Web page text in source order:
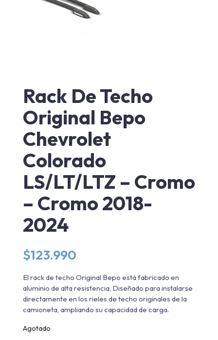
Rack De Techo
Original Bepo
Chevrolet
Colorado
LS/LT/LTZ – Cromo
– Cromo 2018-
2024
$123.990
El rack de techo Original Bepo está fabricado en
aluminio de alta resistencia. Diseñado para instalarse
directamente en los rieles de techo originales de la
camioneta, ampliando su capacidad de carga.
Agotado